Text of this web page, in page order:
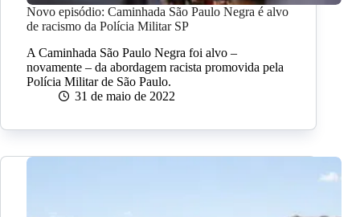
Novo episódio: Caminhada São Paulo Negra é alvo
de racismo da Polícia Militar SP
A Caminhada São Paulo Negra foi alvo –
novamente – da abordagem racista promovida pela
Polícia Militar de São Paulo.
31 de maio de 2022